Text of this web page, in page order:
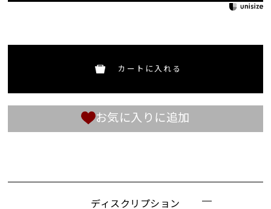
カートに入れる
お気に入りに追加
ディスクリプション